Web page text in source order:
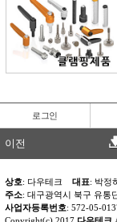
로그인
이전
상호: 다우테크 대표: 박정
주소: 대구광역시 북구 유통
사업자등록번호: 572-05-